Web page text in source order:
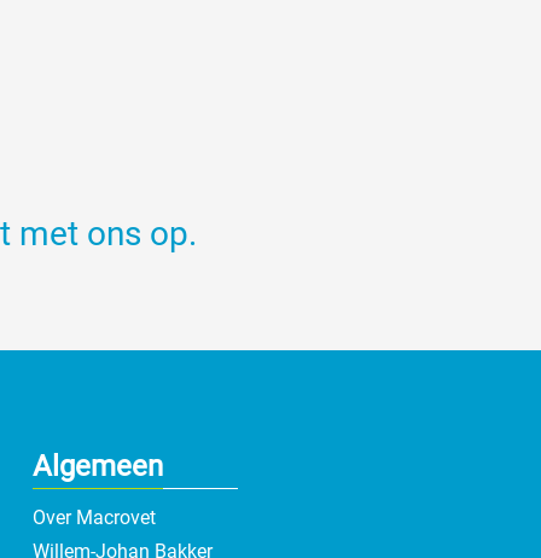
met ons op.
Algemeen
Over Macrovet
Willem-Johan Bakker